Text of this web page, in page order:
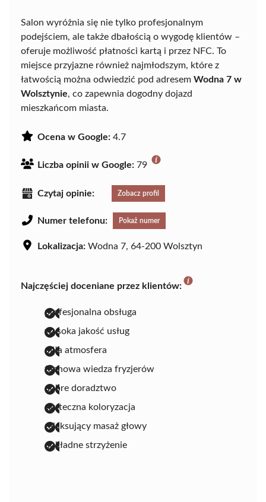
Salon wyróżnia się nie tylko profesjonalnym
podejściem, ale także dbałością o wygodę klientów –
oferuje możliwość płatności kartą i przez NFC. To
miejsce przyjazne również najmłodszym, które z
łatwością można odwiedzić pod adresem Wodna 7 w
Wolsztynie, co zapewnia dogodny dojazd
mieszkańcom miasta.
Ocena w Google: 4.7
Liczba opinii w Google: 79
Czytaj opinie: Zobacz profil
Numer telefonu: Pokaż numer
Lokalizacja: Wodna 7, 64-200 Wolsztyn
Najczęściej doceniane przez klientów:
profesjonalna obsługa
wysoka jakość usług
miła atmosfera
fachowa wiedza fryzjerów
dobre doradztwo
skuteczna koloryzacja
relaksujący masaż głowy
dokładne strzyżenie